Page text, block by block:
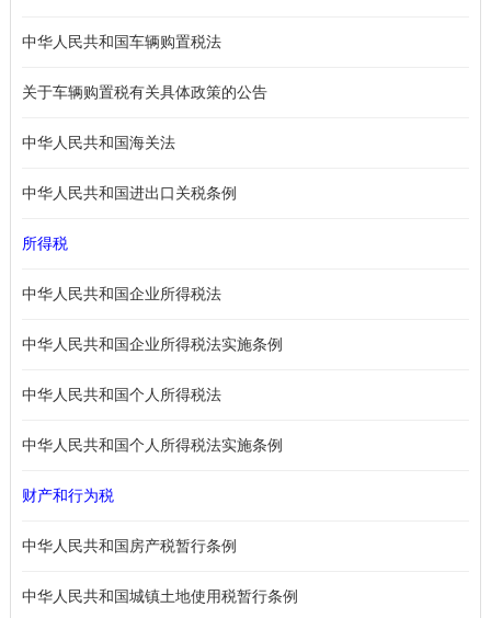
中华人民共和国车辆购置税法
关于车辆购置税有关具体政策的公告
中华人民共和国海关法
中华人民共和国进出口关税条例
所得税
中华人民共和国企业所得税法
中华人民共和国企业所得税法实施条例
中华人民共和国个人所得税法
中华人民共和国个人所得税法实施条例
财产和行为税
中华人民共和国房产税暂行条例
中华人民共和国城镇土地使用税暂行条例